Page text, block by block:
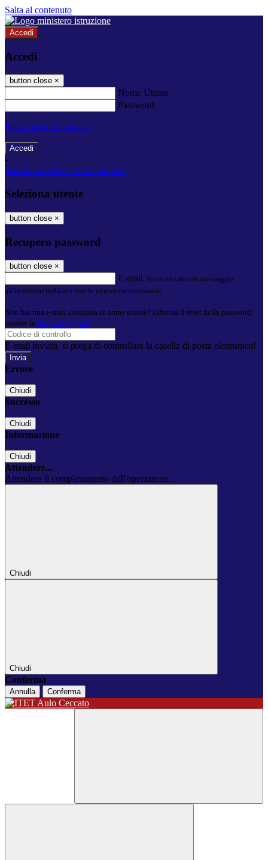
Salta al contenuto
Accedi
Accedi
button close ×
Nome Utente
Password
Password dimenticata?
-
Entra con SPID Entra con CIE
Seleziona utente
button close ×
Recupero password
button close ×
E-mail Verrà inviato un messaggio
all'indirizzo indicato con le istruzioni necessarie.
Non hai una e-mail associata al nome utente? Effettua il reset della password
tramite la Login Spaggiari
E-mail inviata, si prega di controllare la casella di posta elettronica!
Errore
Chiudi
Successo
Chiudi
Informazione
Chiudi
Attendere...
Attendere il completamento dell'operazione...
Chiudi
Chiudi
Conferma
Annulla Conferma